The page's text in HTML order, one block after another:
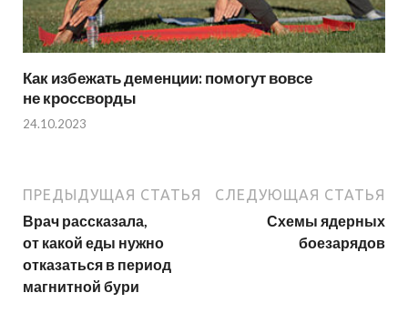
Как избежать деменции: помогут вовсе
не кроссворды
24.10.2023
ПРЕДЫДУЩАЯ СТАТЬЯ
Врач рассказала,
от какой еды нужно
отказаться в период
магнитной бури
СЛЕДУЮЩАЯ СТАТЬЯ
Схемы ядерных
боезарядов